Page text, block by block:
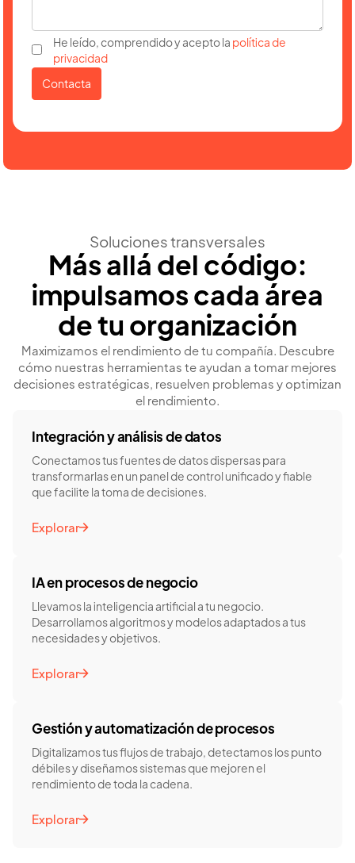
He leído, comprendido y acepto la política de
privacidad
Soluciones transversales
Más allá del código:
impulsamos cada área
de tu organización
Maximizamos el rendimiento de tu compañía. Descubre
cómo nuestras herramientas te ayudan a tomar mejores
decisiones estratégicas, resuelven problemas y optimizan
el rendimiento.
Integración y análisis de datos
Conectamos tus fuentes de datos dispersas para
transformarlas en un panel de control unificado y fiable
que facilite la toma de decisiones.
Explorar
IA en procesos de negocio
Llevamos la inteligencia artificial a tu negocio.
Desarrollamos algoritmos y modelos adaptados a tus
necesidades y objetivos.
Explorar
Gestión y automatización de procesos
Digitalizamos tus flujos de trabajo, detectamos los punto
débiles y diseñamos sistemas que mejoren el
rendimiento de toda la cadena.
Explorar